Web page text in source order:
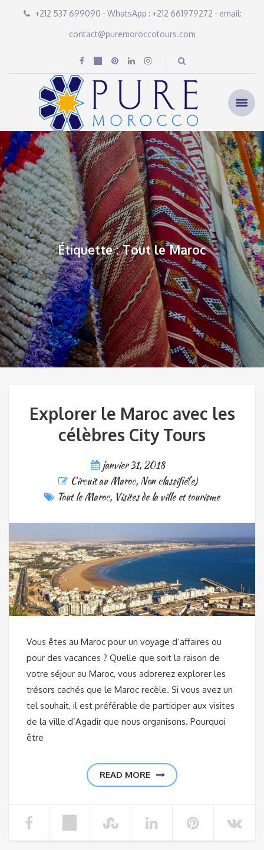
+212 537 699090 - WhatsApp : +212 661979272 - email:
contact@puremoroccotours.com
Étiquette : Tout le Maroc
Explorer le Maroc avec les
célèbres City Tours
janvier 31, 2018
Circuit au Maroc, Non classifié(e)
Tout le Maroc, Visites de la ville et tourisme
Vous êtes au Maroc pour un voyage d’affaires ou
pour des vacances ? Quelle que soit la raison de
votre séjour au Maroc, vous adorerez explorer les
trésors cachés que le Maroc recèle. Si vous avez un
tel souhait, il est préférable de participer aux visites
de la ville d’Agadir que nous organisons. Pourquoi
être
READ MORE